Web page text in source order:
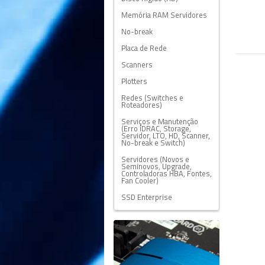
Memória RAM Servidores
No-break
Placa de Rede
Scanners
Plotters
Redes (Switches e
Roteadores)
Serviços e Manutenção
(Erro iDRAC, Storage,
Servidor, LTO, HD, Scanner,
No-break e Switch)
Servidores (Novos e
Seminovos, Upgrade,
Controladoras HBA, Fontes,
Fan Cooler)
SSD Enterprise